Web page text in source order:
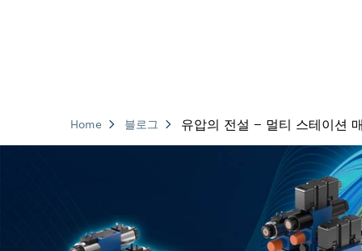
Home 블로그 유압의 전설 – 멀티 스테이션